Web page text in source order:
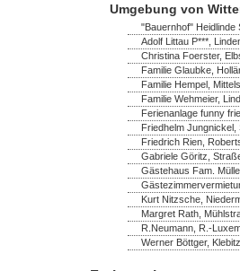
Umgebung von
"Bauernhof"
Adolf Littau P***,
Christina Foerster,
Familie Glaubke,
Familie Hempel,
Familie Wehmeier,
Ferienanlage funny
Friedhelm
Friedrich Rien,
Gabriele Göritz,
Gästehaus Fam.
Kurt Nitzsche,
Margret Rath,
R.Neumann, R.-
Werner Böttger,